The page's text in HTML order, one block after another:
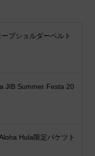
プショルダーベルト
JIB Summer Festa 20
Hula限定バケツト